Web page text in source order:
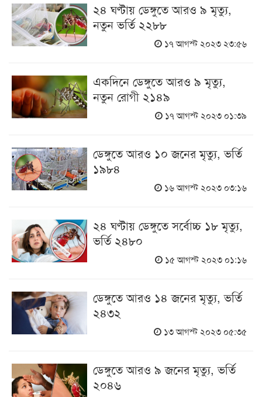
২৪ ঘণ্টায় ডেঙ্গুতে আরও ৯ মৃত্যু,
নতুন ভর্তি ২২৮৮
১৭ আগস্ট ২০২৩ ২৩:৫৬
একদিনে ডেঙ্গুতে আরও ৯ মৃত্যু,
নতুন রোগী ২১৪৯
১৭ আগস্ট ২০২৩ ০১:৩৯
ডেঙ্গুতে আরও ১০ জনের মৃত্যু, ভর্তি
১৯৮৪
১৬ আগস্ট ২০২৩ ০৩:১৬
২৪ ঘণ্টায় ডেঙ্গুতে সর্বোচ্চ ১৮ মৃত্যু,
ভর্তি ২৪৮০
১৫ আগস্ট ২০২৩ ০১:১৬
ডেঙ্গুতে আরও ১৪ জনের মৃত্যু, ভর্তি
২৪৩২
১৩ আগস্ট ২০২৩ ০৫:৩৫
ডেঙ্গুতে আরও ৯ জনের মৃত্যু, ভর্তি
২০৪৬